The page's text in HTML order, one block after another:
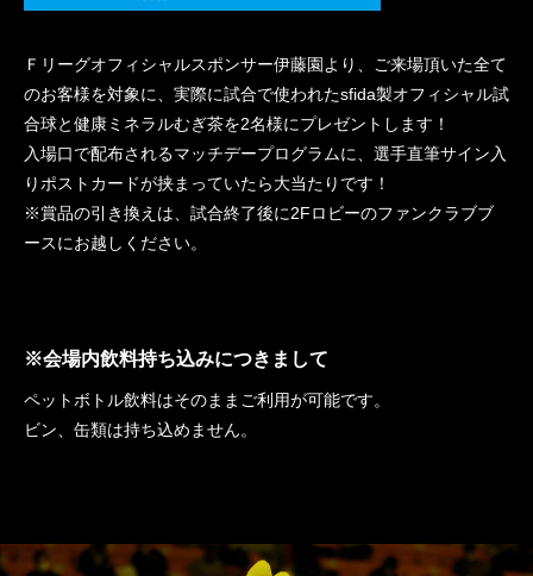
Ｆリーグオフィシャルスポンサー伊藤園より、ご来場頂いた全て
のお客様を対象に、実際に試合で使われたsfida製オフィシャル試
合球と健康ミネラルむぎ茶を2名様にプレゼントします！
入場口で配布されるマッチデープログラムに、選手直筆サイン入
りポストカードが挟まっていたら大当たりです！
※賞品の引き換えは、試合終了後に2Fロビーのファンクラブブ
ースにお越しください。
※会場内飲料持ち込みにつきまして
ペットボトル飲料はそのままご利用が可能です。
ビン、缶類は持ち込めません。